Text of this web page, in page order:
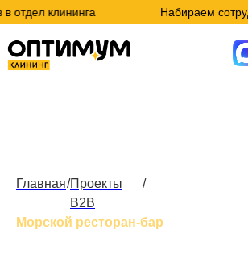
клининга Набираем
Главная/Проекты
B2B
/
Морской ресторан-бар